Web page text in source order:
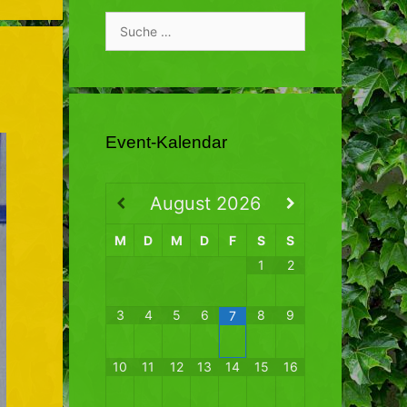
nach:
Event-Kalendar
August 2026
M D M D F S
S
1
2
3 4 5 6 7 8 9
10 11 12 13 14 15 16